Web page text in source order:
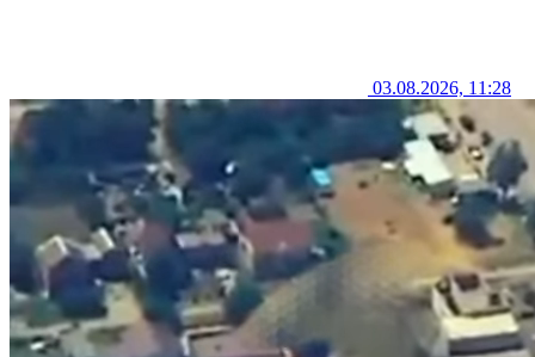
03.08.2026, 11:28